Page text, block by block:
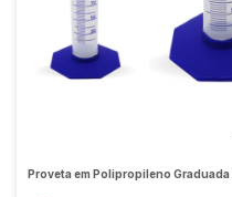
Proveta em Polipropileno